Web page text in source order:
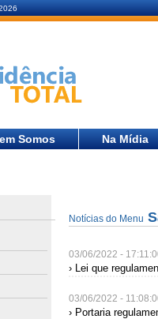
Somos Na Mídia
Notícias do Menu
03/06/2022 -
› Lei que
03/06/2022 -
› Portaria